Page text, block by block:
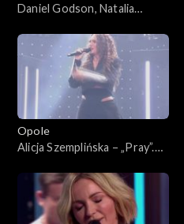
Daniel Godson, Natalia
KFPP: Koncert „Debiuty”
Opole
Alicja Szemplińska – „Pray”.